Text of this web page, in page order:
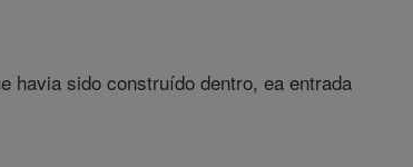
havia sido construído dentro, ea entrada